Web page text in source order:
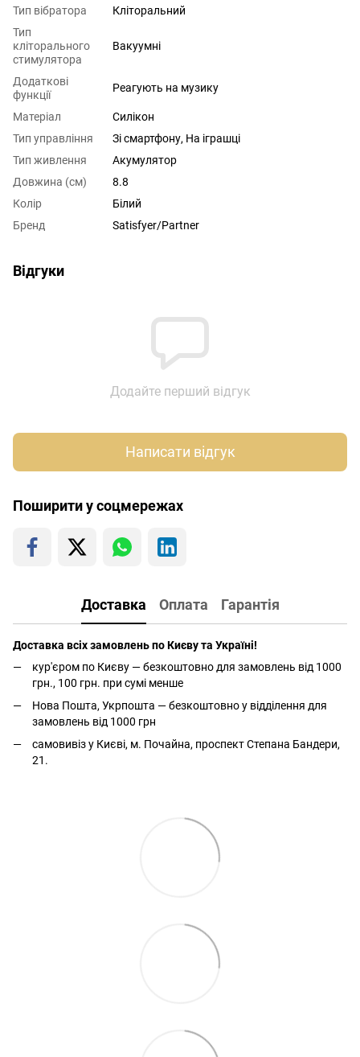
Тип вібратора
Кліторальний
Тип
кліторального
стимулятора
Вакуумні
Додаткові
функції
Реагують на музику
Матеріал
Силікон
Тип управління
Зі смартфону, На іграшці
Тип живлення
Акумулятор
Довжина (см)
8.8
Колір
Білий
Бренд
Satisfyer/Partner
Відгуки
Додайте перший відгук
Написати відгук
Поширити у соцмережах
Доставка Оплата Гарантія
Доставка всіх замовлень по Києву та Україні!
кур'єром по Києву — безкоштовно для замовлень від 1000
грн., 100 грн. при сумі менше
Нова Пошта, Укрпошта — безкоштовно у відділення для
замовлень від 1000 грн
самовивіз у Києві, м. Почайна, проспект Степана Бандери,
21.